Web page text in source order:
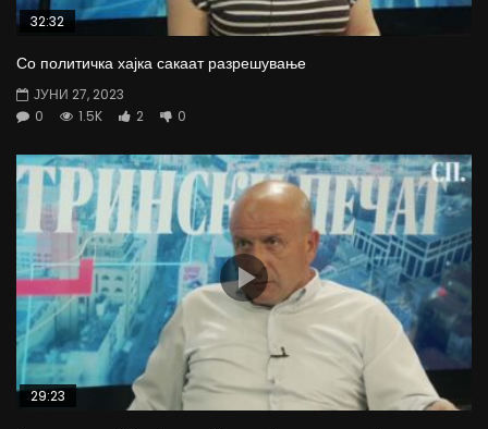
32:32
Со политичка хајка сакаат разрешување
ЈУНИ 27, 2023
0
1.5K 2 0
29:23